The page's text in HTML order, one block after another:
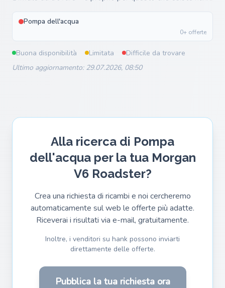
Pompa dell'acqua
0+ offerte
Buona disponibilità Limitata
Difficile da trovare
Ultimo aggiornamento: 29.07.2026, 08:50
Alla ricerca di Pompa
dell'acqua per la tua Morgan
V6 Roadster?
Crea una richiesta di ricambi e noi cercheremo
automaticamente sul web le offerte più adatte.
Riceverai i risultati via e-mail, gratuitamente.
Inoltre, i venditori su hank possono inviarti
direttamente delle offerte.
Pubblica la tua richiesta ora